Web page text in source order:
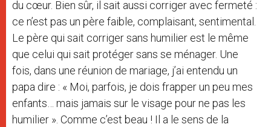
du cœur. Bien sûr, il sait aussi corriger avec fermeté :
ce n’est pas un père faible, complaisant, sentimental.
Le père qui sait corriger sans humilier est le même
que celui qui sait protéger sans se ménager. Une
fois, dans une réunion de mariage, j’ai entendu un
papa dire : « Moi, parfois, je dois frapper un peu mes
enfants… mais jamais sur le visage pour ne pas les
humilier ». Comme c’est beau ! Il a le sens de la